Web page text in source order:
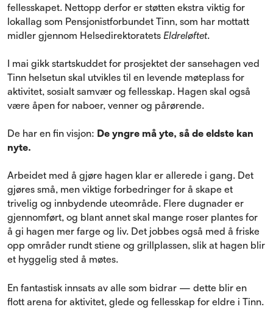
fellesskapet. Nettopp derfor er støtten ekstra viktig for
lokallag som Pensjonistforbundet Tinn, som har mottatt
midler gjennom Helsedirektoratets Eldreløftet.
I mai gikk startskuddet for prosjektet der sansehagen ved
Tinn helsetun skal utvikles til en levende møteplass for
aktivitet, sosialt samvær og fellesskap. Hagen skal også
være åpen for naboer, venner og pårørende.
De har en fin visjon: De yngre må yte, så de eldste kan
nyte.
Arbeidet med å gjøre hagen klar er allerede i gang. Det
gjøres små, men viktige forbedringer for å skape et
trivelig og innbydende uteområde. Flere dugnader er
gjennomført, og blant annet skal mange roser plantes for
å gi hagen mer farge og liv. Det jobbes også med å friske
opp områder rundt stiene og grillplassen, slik at hagen blir
et hyggelig sted å møtes.
En fantastisk innsats av alle som bidrar — dette blir en
flott arena for aktivitet, glede og fellesskap for eldre i Tinn.